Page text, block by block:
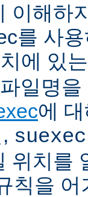
이해하
를 사
에 있
일명
에
위치를
칙을